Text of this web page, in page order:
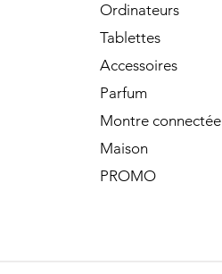
Ordinateurs
Tablettes
Accessoires
Parfum
Montre connectée
Maison
PROMO